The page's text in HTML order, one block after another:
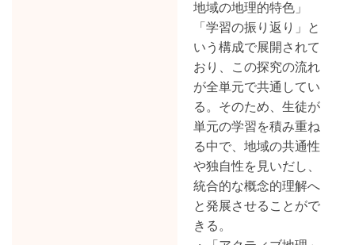
地域の地理的特色」
「学習の振り返り」と
いう構成で展開されて
おり、この探究の流れ
が全単元で共通してい
る。そのため、生徒が
単元の学習を積み重ね
る中で、地域の共通性
や独自性を見いだし、
統合的な概念的理解へ
と発展させることがで
きる。